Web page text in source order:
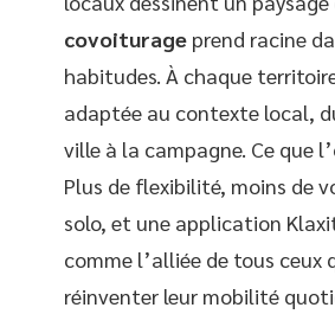
covoiturage prend racine
habitudes. À chaque
adaptée au contexte local,
ville à la campagne. Ce que
Plus de flexibilité, moins de
solo, et une application
comme l’alliée de tous ceux
réinventer leur mobilité